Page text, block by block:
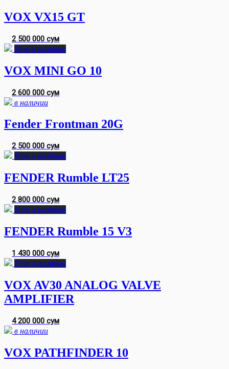
VOX VX15 GT
2 500 000 сум
Нет в наличии
VOX MINI GO 10
2 600 000 сум
в наличии
Fender Frontman 20G
2 500 000 сум
Нет в наличии
FENDER Rumble LT25
2 800 000 сум
Нет в наличии
FENDER Rumble 15 V3
1 430 000 сум
Нет в наличии
VOX AV30 ANALOG VALVE
AMPLIFIER
4 200 000 сум
в наличии
VOX PATHFINDER 10